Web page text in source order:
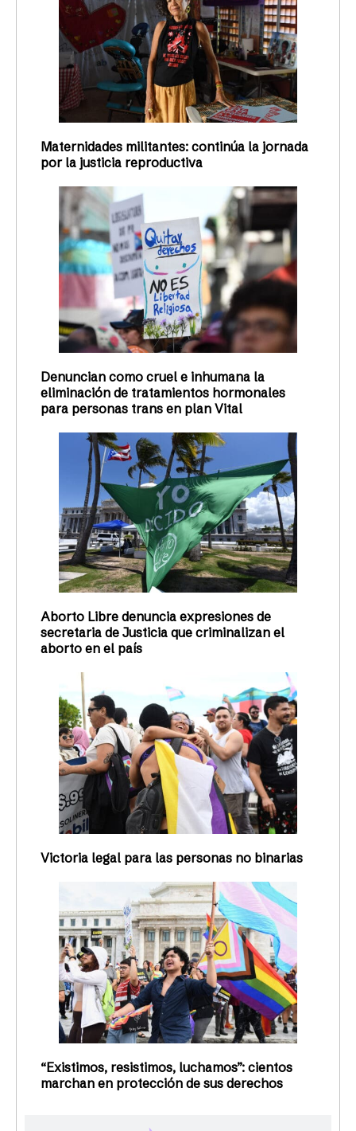
Maternidades militantes: continúa la jornada
por la justicia reproductiva
Denuncian como cruel e inhumana la
eliminación de tratamientos hormonales
para personas trans en plan Vital
Aborto Libre denuncia expresiones de
secretaria de Justicia que criminalizan el
aborto en el país
Victoria legal para las personas no binarias
“Existimos, resistimos, luchamos”: cientos
marchan en protección de sus derechos